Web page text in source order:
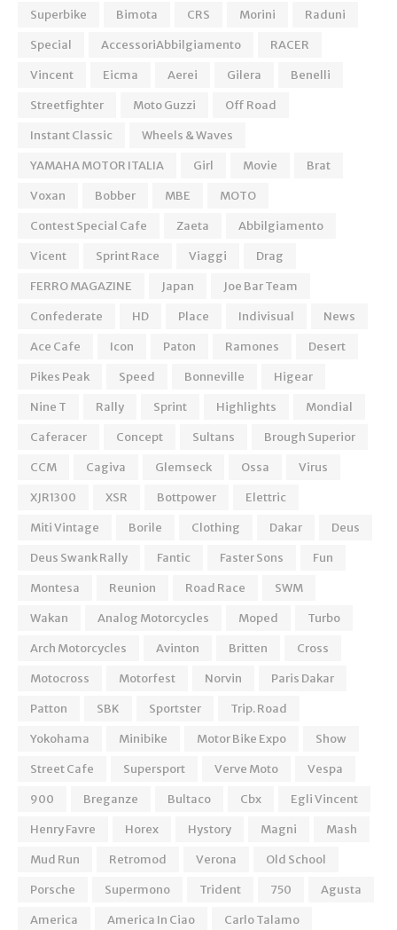
Superbike
Bimota CRS Morini
Raduni
Special
AccessoriAbbilgiamento
RACER
Vincent
Eicma Aerei Gilera
Benelli
Streetfighter
Moto Guzzi
Off Road
Instant Classic
Wheels & Waves
YAMAHA MOTOR ITALIA
Girl Movie
Brat
Voxan
Bobber MBE
MOTO
Contest Special Cafe
Zaeta
Abbilgiamento
Vicent
Sprint Race Viaggi
Drag
FERRO MAGAZINE
Japan
Joe Bar Team
Confederate
HD Place Indivisual
News
Ace Cafe
Icon Paton Ramones
Desert
Pikes Peak
Speed Bonneville
Higear
Nine T
Rally Sprint Highlights
Mondial
Caferacer
Concept Sultans
Brough Superior
CCM
Cagiva Glemseck Ossa
Virus
XJR1300
XSR Bottpower
Elettric
Miti Vintage
Borile Clothing Dakar
Deus
Deus Swank Rally
Fantic Faster Sons
Fun
Montesa
Reunion Road Race
SWM
Wakan
Analog Motorcycles Moped
Turbo
Arch Motorcycles
Avinton Britten
Cross
Motocross
Motorfest Norvin
Paris Dakar
Patton
SBK Sportster
Trip. Road
Yokohama
Minibike Motor Bike Expo
Show
Street Cafe
Supersport Verve Moto
Vespa
900
Breganze Bultaco Cbx
Egli Vincent
Henry Favre
Horex Hystory Magni
Mash
Mud Run
Retromod Verona
Old School
Porsche
Supermono Trident 750
Agusta
America
America In Ciao
Carlo Talamo